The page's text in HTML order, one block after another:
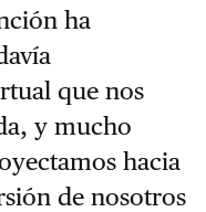
ha
que nos
y mucho
hacia
de nosotros